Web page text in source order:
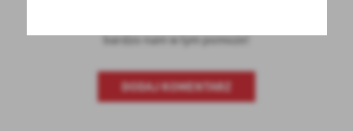
bardzo nam w tym pomoże!
DODAJ KOMENTARZ